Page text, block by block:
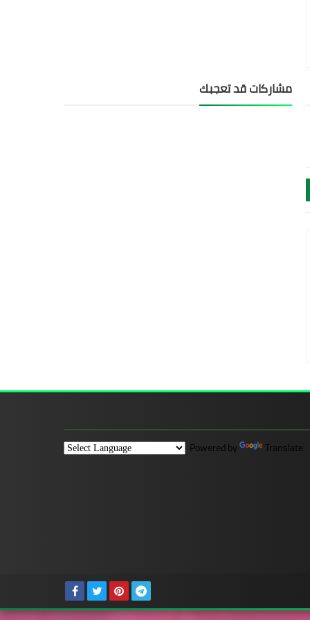
مشاركات قد تعجبك
Powered by Translate